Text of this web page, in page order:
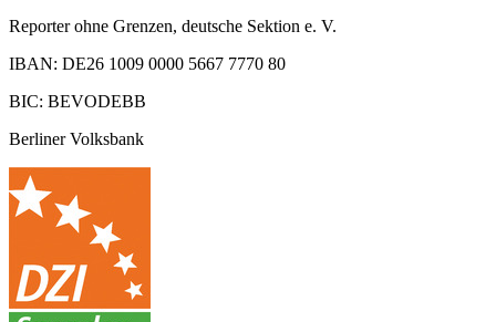
Reporter ohne Grenzen, deutsche Sektion e. V.
IBAN: DE26 1009 0000 5667 7770 80
BIC: BEVODEBB
Berliner Volksbank